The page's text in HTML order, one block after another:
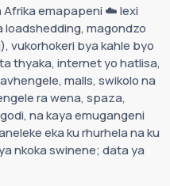
Afrika emapapeni ☁️ lexi
loadshedding, magondzo
vukorhokeri bya kahle byo
thyaka, internet yo hatlisa,
malls, swikolo na
ra wena, spaza,
na kaya emugangeni
eka ku rhurhela na ku
nkoka swinene; data ya